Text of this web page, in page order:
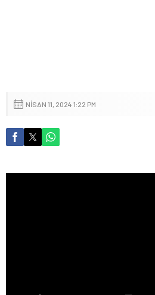
NISAN 11, 2024 1:22 PM